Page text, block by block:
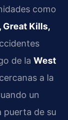
como
Great Kills,
de la West
a la
un
puerta de su